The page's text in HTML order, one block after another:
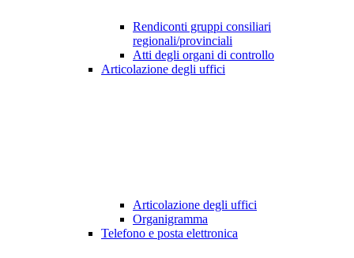
Rendiconti gruppi consiliari
regionali/provinciali
Atti degli organi di controllo
Articolazione degli uffici
Articolazione degli uffici
Organigramma
Telefono e posta elettronica